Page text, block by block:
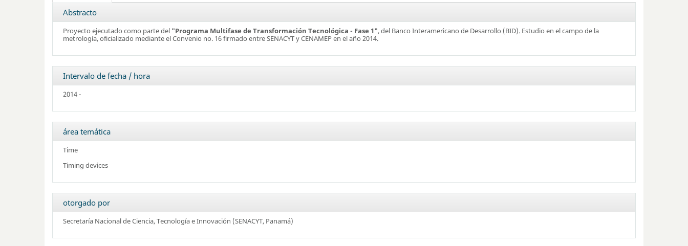
Abstracto
Proyecto ejecutado como parte del "Programa Multifase de Transformación Tecnológica - Fase 1", del Banco Interamericano de Desarrollo (BID). Estudio en el campo de la
metrología, oficializado mediante el Convenio no. 16 firmado entre SENACYT y CENAMEP en el año 2014.
Intervalo de fecha / hora
2014 -
área temática
Time
Timing devices
otorgado por
Secretaría Nacional de Ciencia, Tecnología e Innovación (SENACYT, Panamá)